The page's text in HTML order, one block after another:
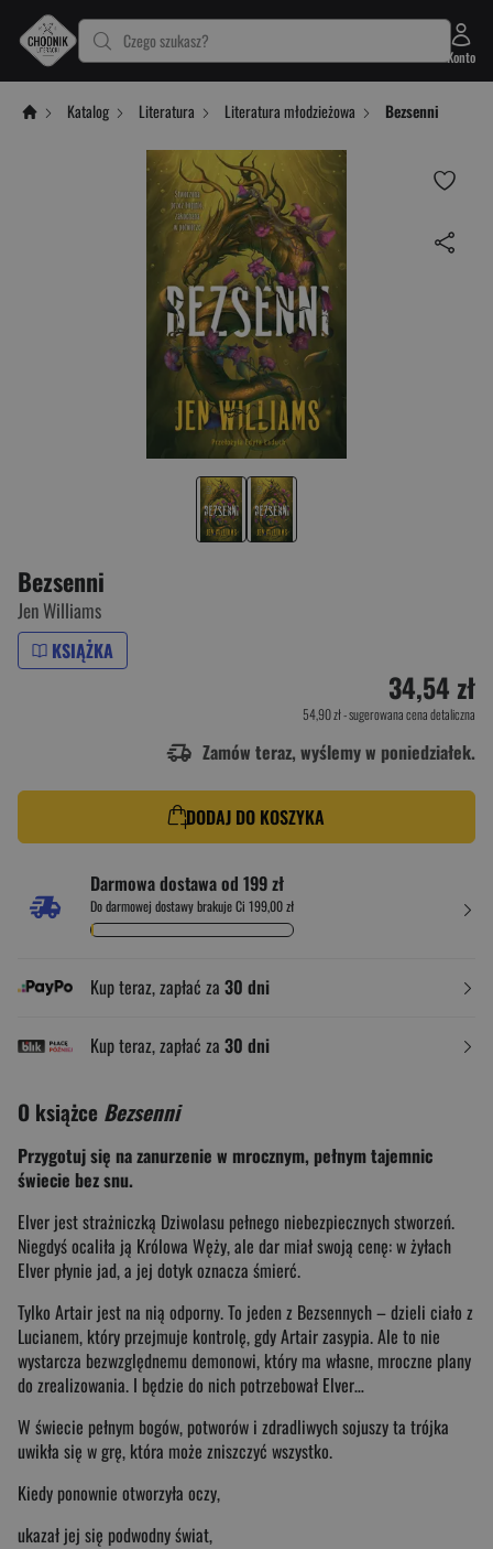
Czego szukasz?
Konto
Katalog Literatura Literatura młodzieżowa Bezsenni
Bezsenni
Jen Williams
KSIĄŻKA
34,54 zł
54,90 zł- sugerowana cena detaliczna
Zamów teraz, wyślemy w poniedziałek.
DODAJ DO KOSZYKA
Darmowa dostawa od 199 zł
Do darmowej dostawy brakuje Ci 199,00 zł
Kup teraz, zapłać za 30 dni
Kup teraz, zapłać za 30 dni
O książce Bezsenni
Przygotuj się na zanurzenie w mrocznym, pełnym tajemnic
świecie bez snu.
Elver jest strażniczką Dziwolasu pełnego niebezpiecznych stworzeń.
Niegdyś ocaliła ją Królowa Węży, ale dar miał swoją cenę: w żyłach
Elver płynie jad, a jej dotyk oznacza śmierć.
Tylko Artair jest na nią odporny. To jeden z Bezsennych – dzieli ciało z
Lucianem, który przejmuje kontrolę, gdy Artair zasypia. Ale to nie
wystarcza bezwzględnemu demonowi, który ma własne, mroczne plany
do zrealizowania. I będzie do nich potrzebował Elver…
W świecie pełnym bogów, potworów i zdradliwych sojuszy ta trójka
uwikła się w grę, która może zniszczyć wszystko.
Kiedy ponownie otworzyła oczy,
ukazał jej się podwodny świat,